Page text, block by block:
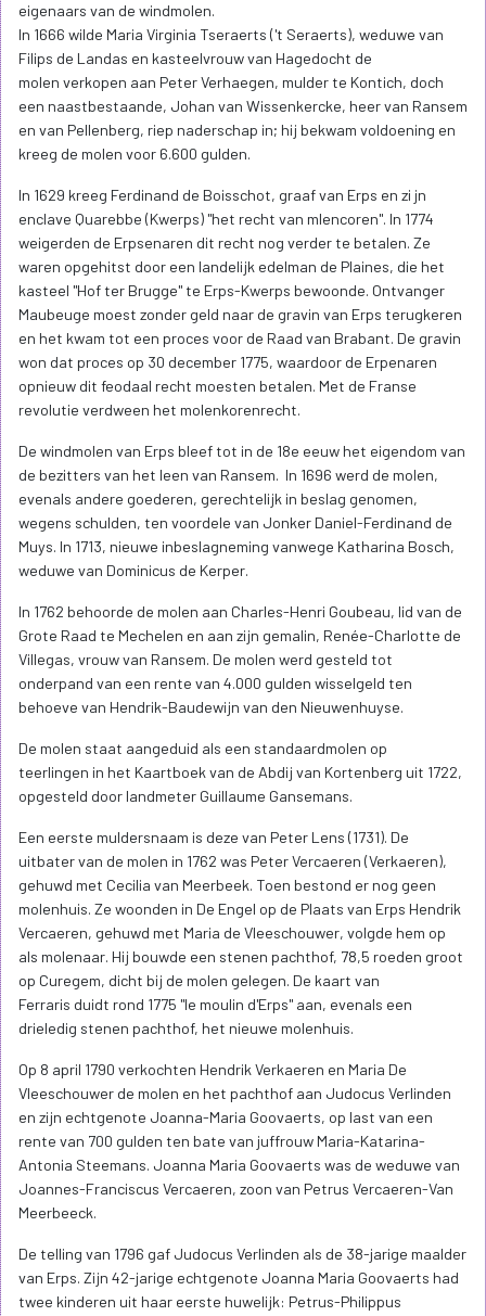
eigenaars van de windmolen.
In 1666 wilde Maria Virginia Tseraerts ('t Seraerts), weduwe van
Filips de Landas en kasteelvrouw van Hagedocht de
molen verkopen aan Peter Verhaegen, mulder te Kontich, doch
een naastbestaande, Johan van Wissenkercke, heer van Ransem
en van Pellenberg, riep nader­schap in; hij bekwam voldoening en
kreeg de molen voor 6.600 gulden.
In 1629 kreeg Ferdinand de Boisschot, graaf van Erps en zi jn
enclave Quarebbe (Kwerps) "het recht van mlencoren". In 1774
weigerden de Erpsenaren dit recht nog verder te betalen. Ze
waren opgehitst door een landelijk edelman de Plaines, die het
kasteel "Hof ter Brugge" te Erps-Kwerps bewoonde. Ontvanger
Maubeuge moest zonder geld naar de gravin van Erps terugkeren
en het kwam tot een proces voor de Raad van Brabant. De gravin
won dat proces op 30 december 1775, waardoor de Erpenaren
opnieuw dit feodaal recht moesten betalen. Met de Franse
revolutie verdween het molenkorenrecht.
De windmolen van Erps bleef tot in de 18e eeuw het eigendom van
de bezitters van het leen van Ransem. In 1696 werd de molen,
evenals andere goederen, ge­rechtelijk in beslag genomen,
wegens schulden, ten voordele van Jonker Daniel-Ferdinand de
Muys. In 1713, nieuwe inbe­slagneming vanwege Katharina Bosch,
weduwe van Dominicus de Kerper.
In 1762 behoorde de molen aan Charles-Henri Goubeau, lid van de
Grote Raad te Mechelen en aan zijn gemalin, Renée-Charlotte de
Villegas, vrouw van Ransem. De molen werd gesteld tot
onderpand van een rente van 4.000 gulden wisselgeld ten
behoeve van Hendrik-Baudewijn van den Nieuwenhuyse.
De molen staat aangeduid als een standaardmolen op
teerlingen in het Kaartboek van de Abdij van Kortenberg uit 1722,
opgesteld door landmeter Guillaume Gansemans.
Een eerste muldersnaam is deze van Peter Lens (1731). De
uitbater van de molen in 1762 was Peter Vercaeren (Verkaeren),
gehuwd met Cecilia van Meerbeek. Toen bestond er nog geen
molenhuis. Ze woonden in De Engel op de Plaats van Erps Hendrik
Vercaeren, gehuwd met Maria de Vleeschouwer, volgde hem op
als molenaar. Hij bouwde een stenen pachthof, 78,5 roeden groot
op Curegem, dicht bij de molen gelegen. De kaart van
Ferraris duidt rond 1775 "le moulin d'Erps" aan, evenals een
drieledig stenen pachthof, het nieuwe molenhuis.
Op 8 april 1790 verkochten Hendrik Verkaeren en Maria De
Vleeschouwer de molen en het pachthof aan Judocus Verlinden
en zijn echtgenote Joanna-Maria Goovaerts, op last van een
rente van 700 gulden ten bate van juffrouw Maria-Katarina­
Antonia Steemans. Joanna Maria Goovaerts was de weduwe van
Joannes-Franciscus Vercaeren, zoon van Petrus Vercaeren-Van
Meerbeeck.
De telling van 1796 gaf Judocus Verlinden als de 38-jarige maalder
van Erps. Zijn 42-jarige echtgenote Joanna Maria Goovaerts had
twee kinderen uit haar eerste huwelijk: Petrus-Philippus